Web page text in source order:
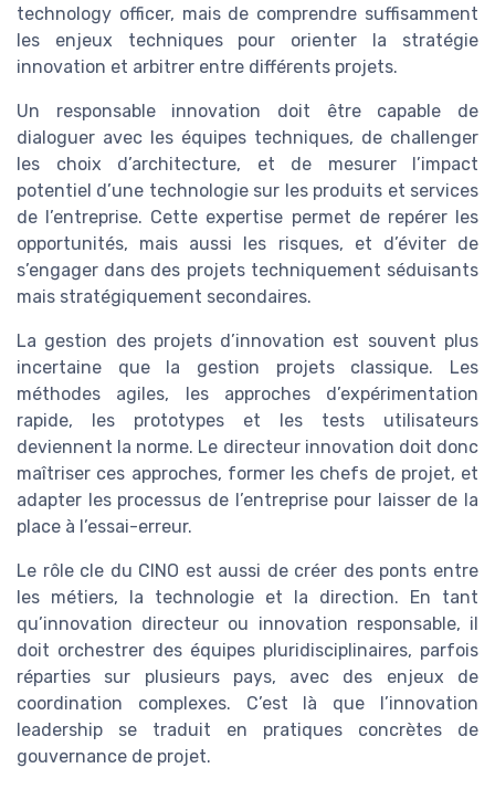
technology officer, mais de comprendre suffisamment
les enjeux techniques pour orienter la stratégie
innovation et arbitrer entre différents projets.
Un responsable innovation doit être capable de
dialoguer avec les équipes techniques, de challenger
les choix d’architecture, et de mesurer l’impact
potentiel d’une technologie sur les produits et services
de l’entreprise. Cette expertise permet de repérer les
opportunités, mais aussi les risques, et d’éviter de
s’engager dans des projets techniquement séduisants
mais stratégiquement secondaires.
La gestion des projets d’innovation est souvent plus
incertaine que la gestion projets classique. Les
méthodes agiles, les approches d’expérimentation
rapide, les prototypes et les tests utilisateurs
deviennent la norme. Le directeur innovation doit donc
maîtriser ces approches, former les chefs de projet, et
adapter les processus de l’entreprise pour laisser de la
place à l’essai-erreur.
Le rôle cle du CINO est aussi de créer des ponts entre
les métiers, la technologie et la direction. En tant
qu’innovation directeur ou innovation responsable, il
doit orchestrer des équipes pluridisciplinaires, parfois
réparties sur plusieurs pays, avec des enjeux de
coordination complexes. C’est là que l’innovation
leadership se traduit en pratiques concrètes de
gouvernance de projet.